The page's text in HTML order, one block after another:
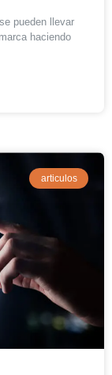
pueden llevar
haciendo
articulos